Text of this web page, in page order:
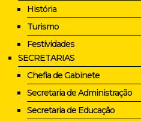
História
Turismo
Festividades
SECRETARIAS
Chefia de Gabinete
Secretaria de Administração
Secretaria de Educação